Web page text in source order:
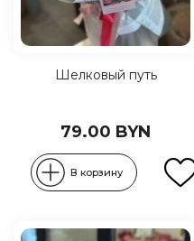
Шелковый путь
79.00 BYN
В корзину